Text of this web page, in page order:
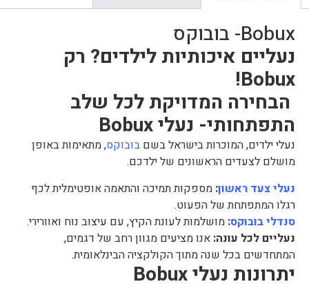
Bobux- בובוקס
נעליים איכותיות לילדים? רק
Bobux!
הבחירה המדויקת לכל שלב
התפתחותי- נעלי Bobux
נעלי ילדים, המוכרות בישראל בשם בובוקס, מתאימות באופן
מושלם לצעדים הראשונים של ילדכם.
נעלי צעד ראשון: מספקות תמיכה והתאמה אופטימלית לכף
רגלו המתפתחת של הפעוט.
סנדלי בובוקס: מושלמות לעונת הקיץ, עם עיצוב נוח ואוורירי.
נעליים לכל עונה: אנו מציעים מגוון רחב של דגמים,
המתחדשים בכל שנה מתוך הקולקציה הבינלאומית.
יתרונות נעלי Bobux